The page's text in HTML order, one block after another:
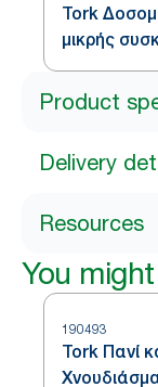
Tork
μικρής
Product
Delivery
Resources
You
190493
Tork Πανί